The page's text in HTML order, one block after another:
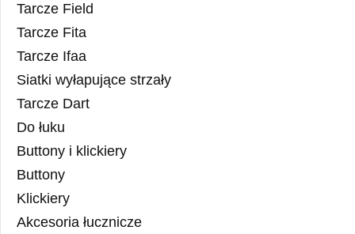
Tarcze Field
Tarcze Fita
Tarcze Ifaa
Siatki wyłapujące strzały
Tarcze Dart
Do łuku
Buttony i klickiery
Buttony
Klickiery
Akcesoria łucznicze